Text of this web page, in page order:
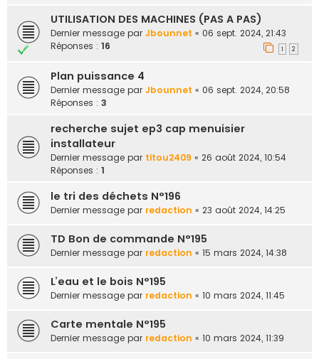
UTILISATION DES MACHINES (PAS A PAS)
Dernier message par Jbounnet « 06 sept. 2024, 21:43
Réponses : 16 1 2
Plan puissance 4
Dernier message par Jbounnet « 06 sept. 2024, 20:58
Réponses : 3
recherche sujet ep3 cap menuisier
installateur
Dernier message par titou2409 « 26 août 2024, 10:54
Réponses : 1
le tri des déchets N°196
Dernier message par redaction « 23 août 2024, 14:25
TD Bon de commande N°195
Dernier message par redaction « 15 mars 2024, 14:38
L’eau et le bois N°195
Dernier message par redaction « 10 mars 2024, 11:45
Carte mentale N°195
Dernier message par redaction « 10 mars 2024, 11:39